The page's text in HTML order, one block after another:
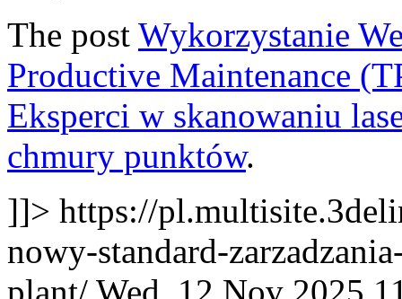
The post Wykorzystanie
Productive Maintenance
Eksperci w skanowaniu
chmury punktów.
]]> https://
nowy-standard-
plant/ Wed, 12 Nov 2025